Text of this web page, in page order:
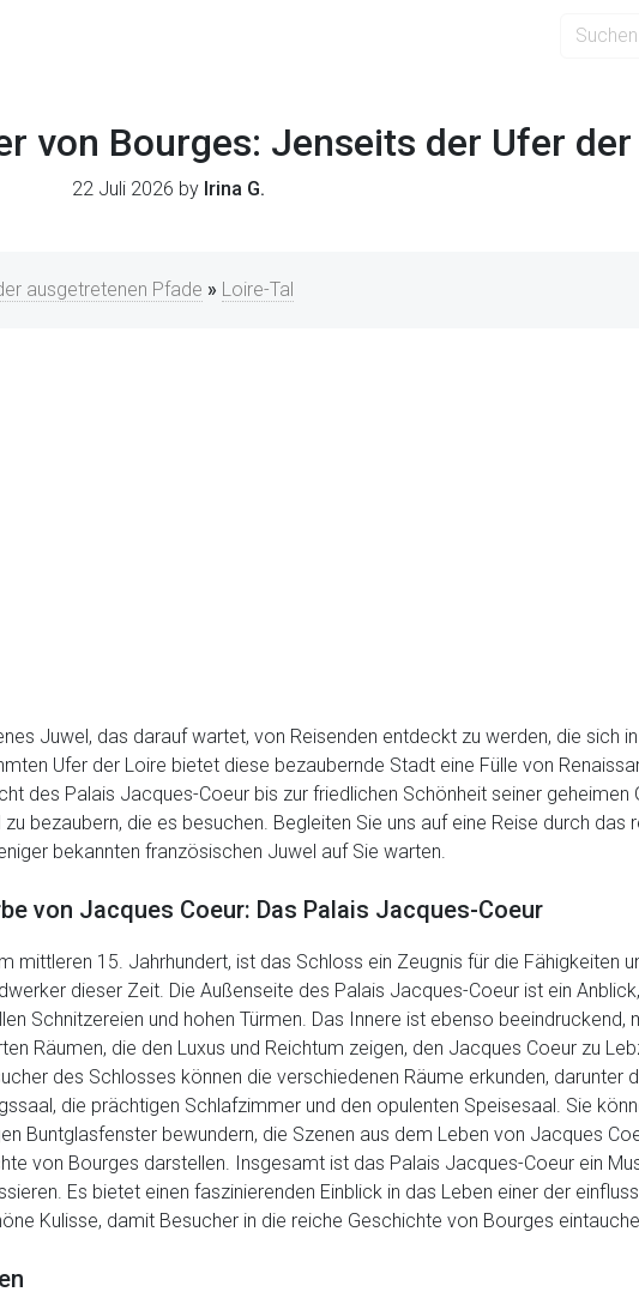
von Bourges: Jenseits der Ufer
22 Juli 2026 by Irina G.
ausgetretenen Pfade » Loire-Tal
Juwel, das darauf wartet, von Reisenden entdeckt zu werden, die sich
Ufer der Loire bietet diese bezaubernde Stadt eine Fülle von
des Palais Jacques-Coeur bis zur friedlichen Schönheit seiner geheimen
bezaubern, die es besuchen. Begleiten Sie uns auf eine Reise durch das
bekannten französischen Juwel auf Sie warten.
von Jacques Coeur: Das Palais Jacques-Coeur
mittleren 15. Jahrhundert, ist das Schloss ein Zeugnis für die Fähigkeiten
dieser Zeit. Die Außenseite des Palais Jacques-Coeur ist ein
Schnitzereien und hohen Türmen. Das Innere ist ebenso beeindruckend,
Räumen, die den Luxus und Reichtum zeigen, den Jacques Coeur zu
des Schlosses können die verschiedenen Räume erkunden, darunter
die prächtigen Schlafzimmer und den opulenten Speisesaal. Sie
Buntglasfenster bewundern, die Szenen aus dem Leben von Jacques
von Bourges darstellen. Insgesamt ist das Palais Jacques-Coeur ein
Es bietet einen faszinierenden Einblick in das Leben einer der
Kulisse, damit Besucher in die reiche Geschichte von Bourges